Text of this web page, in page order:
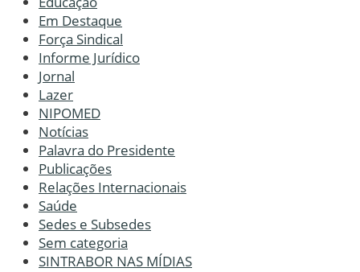
Em Destaque
Força Sindical
Informe Jurídico
Jornal
Lazer
NIPOMED
Notícias
Palavra do Presidente
Publicações
Relações Internacionais
Saúde
Sedes e Subsedes
Sem categoria
SINTRABOR NAS MÍDIAS